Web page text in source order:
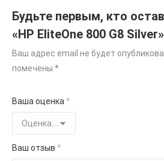
Будьте первым, кто
«HP EliteOne 800 G8 Silver»
Ваш адрес email не будет
помечены *
Ваша оценка *
Ваш отзыв *